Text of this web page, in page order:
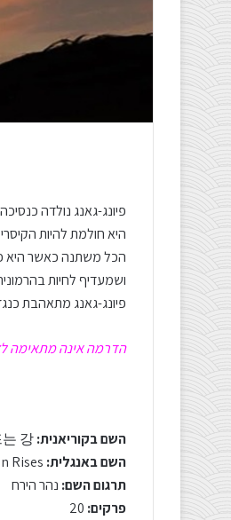
פיונג-גאנג נולדה
היא חולמת להיות
הכל משתנה כאשר היא
ושמעדיף לחיות
פיונג-גאנג מתאהבת
הדרמה אינה מתאימה
השם בקוריאנית:
השם באנגלית: Rises
תרגום השם: נהר הירח
פרקים: 20